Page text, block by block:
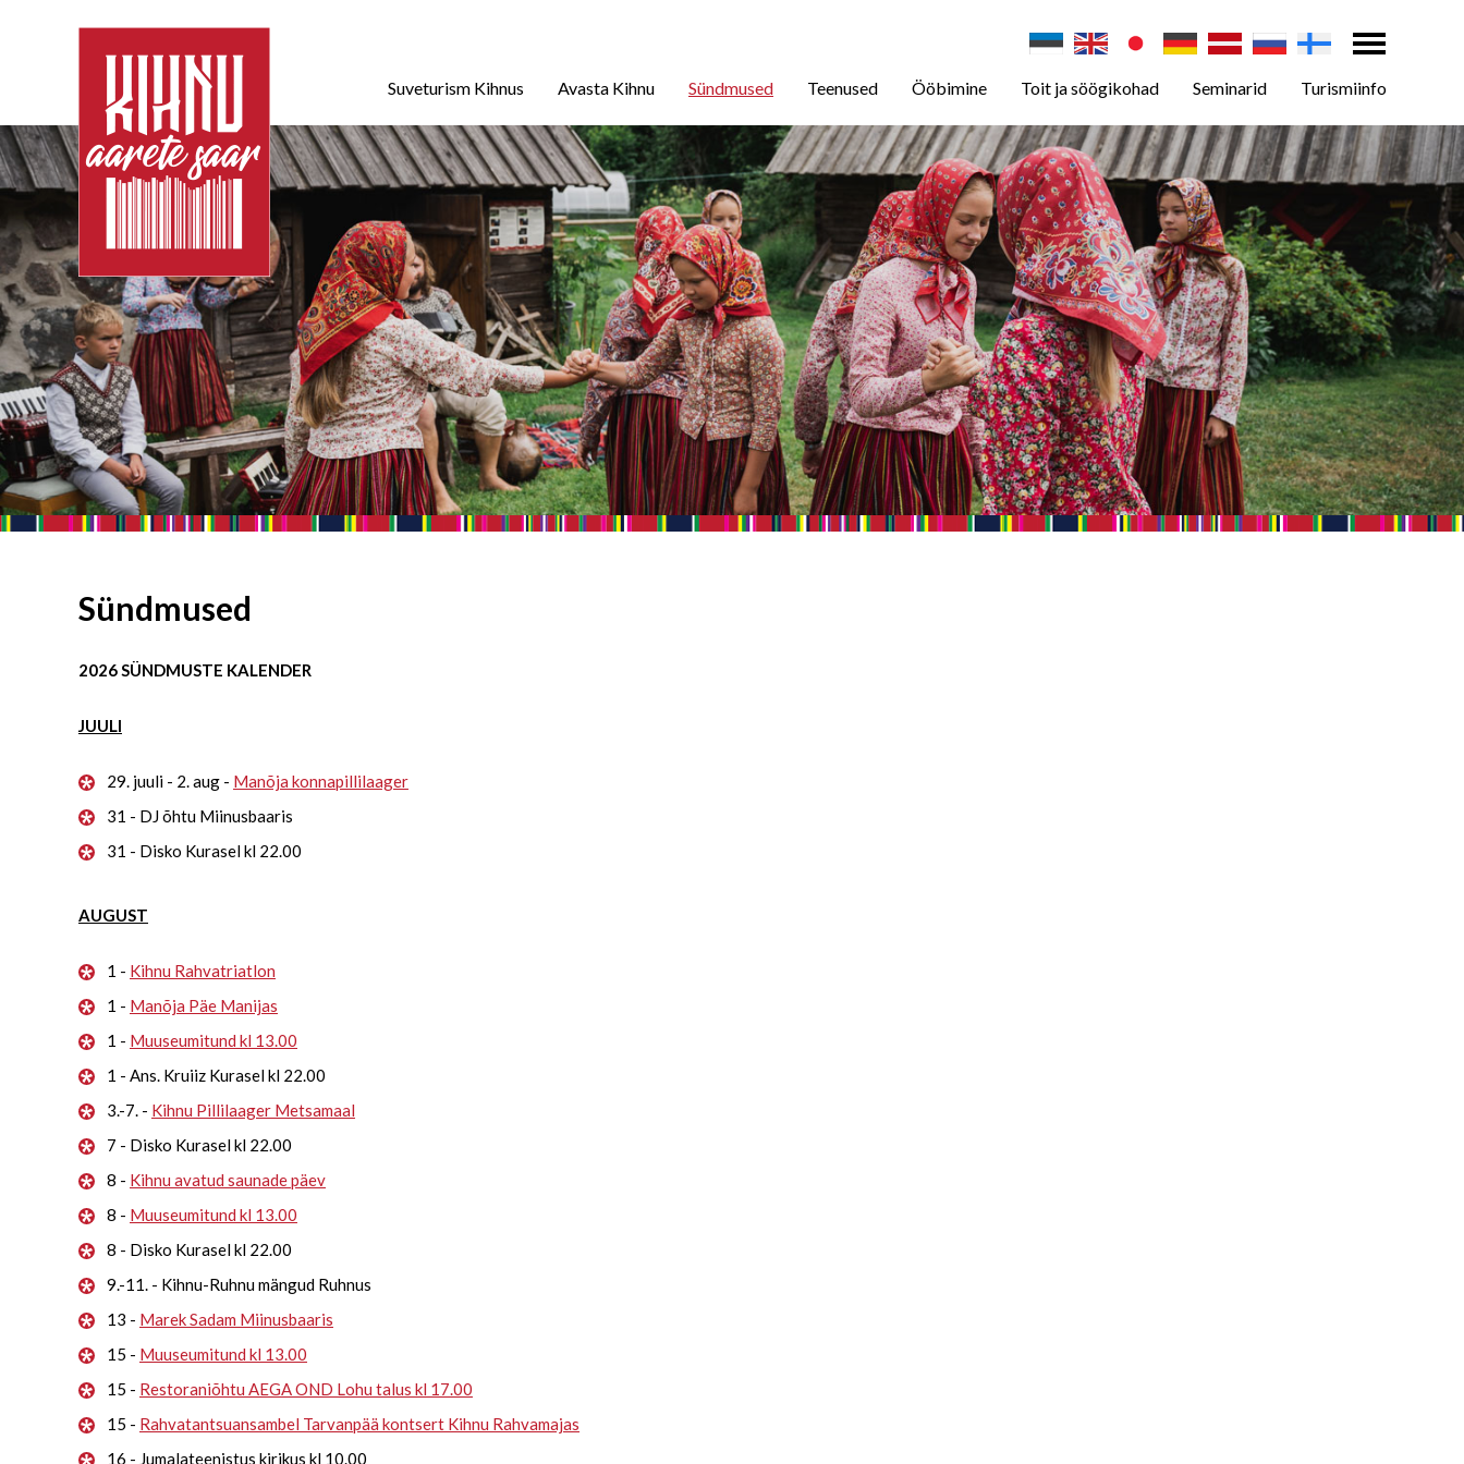
Suveturism Kihnus Avasta Kihnu Sündmused Teenused Ööbimine Toit ja söögikohad Seminarid Turismiinfo
Sündmused
2026 SÜNDMUSTE KALENDER
JUULI
29. juuli - 2. aug - Manõja konnapillilaager
31 - DJ õhtu Miinusbaaris
31 - Disko Kurasel kl 22.00
AUGUST
1 - Kihnu Rahvatriatlon
1 - Manõja Päe Manijas
1 - Muuseumitund kl 13.00
1 - Ans. Kruiiz Kurasel kl 22.00
3.-7. - Kihnu Pillilaager Metsamaal
7 - Disko Kurasel kl 22.00
8 - Kihnu avatud saunade päev
8 - Muuseumitund kl 13.00
8 - Disko Kurasel kl 22.00
9.-11. - Kihnu-Ruhnu mängud Ruhnus
13 - Marek Sadam Miinusbaaris
15 - Muuseumitund kl 13.00
15 - Restoraniõhtu AEGA OND Lohu talus kl 17.00
15 - Rahvatantsuansambel Tarvanpää kontsert Kihnu Rahvamajas
16 - Jumalateenistus kirikus kl 10.00